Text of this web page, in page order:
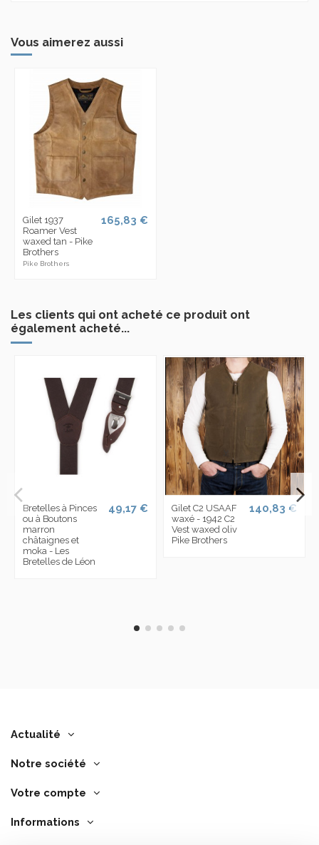
Vous aimerez aussi
Gilet 1937
Roamer Vest
waxed tan - Pike
Brothers
Pike Brothers
165,83 €
Les clients qui ont acheté ce produit ont
également acheté...
Bretelles à Pinces
ou à Boutons
marron
châtaignes et
moka - Les
Bretelles de Léon
49,17 €
Gilet C2 USAAF
waxé - 1942 C2
Vest waxed oliv
Pike Brothers
140,83 €
Actualité
Notre société
Votre compte
Informations